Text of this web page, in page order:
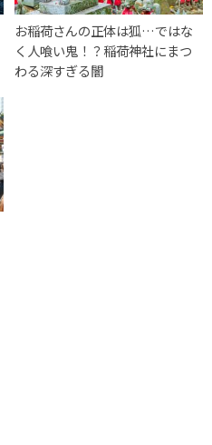
お稲荷さんの正体は狐…ではな
く人喰い鬼！？稲荷神社にまつ
わる深すぎる闇